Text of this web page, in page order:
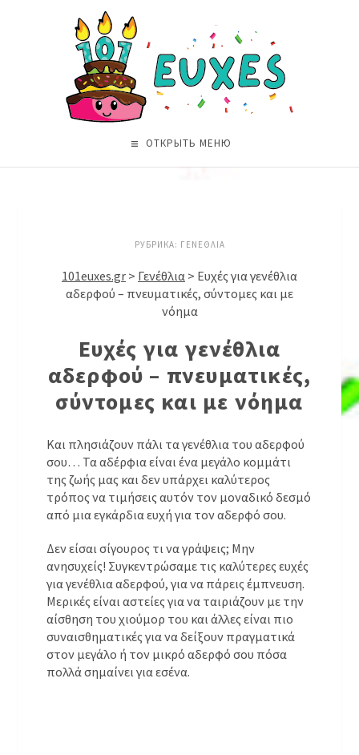
ОТКРЫТЬ МЕНЮ
РУБРИКА: ΓΕΝΈΘΛΙΑ
101euxes.gr > Γενέθλια > Ευχές για γενέθλια
αδερφού – πνευματικές, σύντομες και με
νόημα
Ευχές για γενέθλια
αδερφού – πνευματικές,
σύντομες και με νόημα
Και πλησιάζουν πάλι τα γενέθλια του αδερφού
σου… Τα αδέρφια είναι ένα μεγάλο κομμάτι
της ζωής μας και δεν υπάρχει καλύτερος
τρόπος να τιμήσεις αυτόν τον μοναδικό δεσμό
από μια εγκάρδια ευχή για τον αδερφό σου.
Δεν είσαι σίγουρος τι να γράψεις; Μην
ανησυχείς! Συγκεντρώσαμε τις καλύτερες ευχές
για γενέθλια αδερφού, για να πάρεις έμπνευση.
Μερικές είναι αστείες για να ταιριάζουν με την
αίσθηση του χιούμορ του και άλλες είναι πιο
συναισθηματικές για να δείξουν πραγματικά
στον μεγάλο ή τον μικρό αδερφό σου πόσα
πολλά σημαίνει για εσένα.